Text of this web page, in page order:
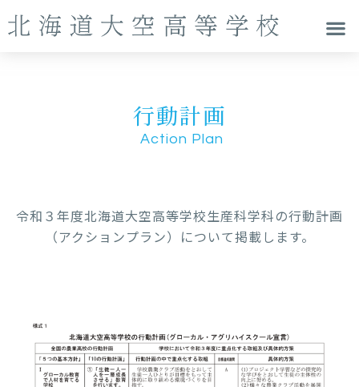
行動計画
Action Plan
令和３年度北海道大空高等学校生産科学科の行動計画
（アクションプラン）について掲載します。